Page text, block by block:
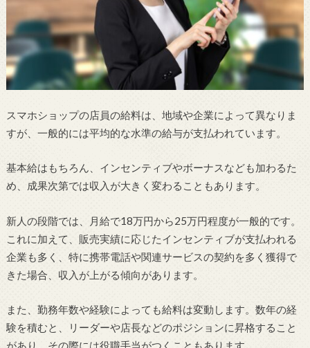
スマホショップの店員の給料は、地域や企業によって異なりま
すが、一般的には平均的な水準の給与が支払われています。
基本給はもちろん、インセンティブやボーナスなども加わるた
め、成果次第では収入が大きく変わることもあります。
新人の段階では、月給で18万円から25万円程度が一般的です。
これに加えて、販売実績に応じたインセンティブが支払われる
企業も多く、特に携帯電話や関連サービスの契約を多く獲得で
きた場合、収入が上がる傾向があります。
また、勤務年数や経験によっても給料は変動します。数年の経
験を積むと、リーダーや店長などのポジションに昇格すること
があり、その際には役職手当がつくこともあります。